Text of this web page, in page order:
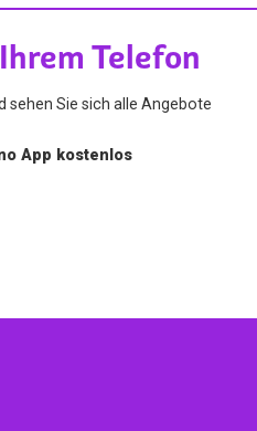
Telefon
sehen Sie sich alle Angebote
App kostenlos